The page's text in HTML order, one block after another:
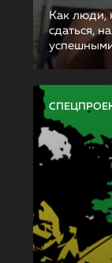
Как люди,
сдаться,